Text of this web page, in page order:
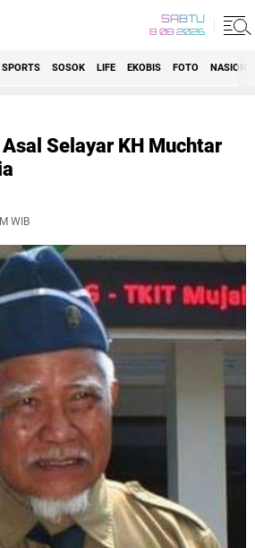
SABTU
8 08 2026
SOSOK LIFE EKOBIS FOTO
Selayar KH Muchtar
WIB